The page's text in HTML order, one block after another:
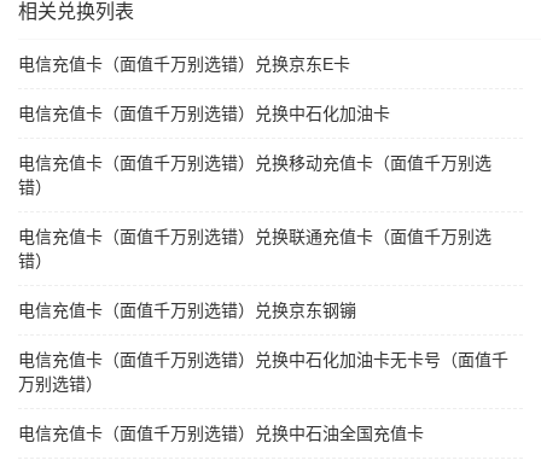
相关兑换列表
电信充值卡（面值千万别选错）兑换京东E卡
电信充值卡（面值千万别选错）兑换中石化加油卡
电信充值卡（面值千万别选错）兑换移动充值卡（面值千万别选
错）
电信充值卡（面值千万别选错）兑换联通充值卡（面值千万别选
错）
电信充值卡（面值千万别选错）兑换京东钢镚
电信充值卡（面值千万别选错）兑换中石化加油卡无卡号（面值千
万别选错）
电信充值卡（面值千万别选错）兑换中石油全国充值卡